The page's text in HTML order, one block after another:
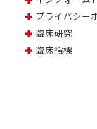
プライバシー
臨床研究
臨床指標